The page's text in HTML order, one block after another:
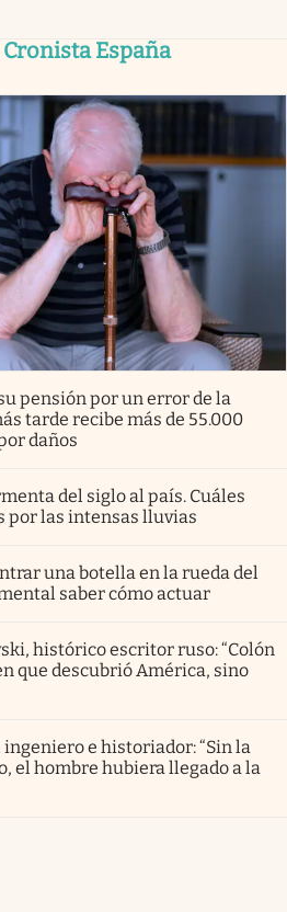
España
pensión por un error de la
tarde recibe más de 55.000
daños
del siglo al país. Cuáles
por las intensas lluvias
una botella en la rueda del
saber cómo actuar
histórico escritor ruso: “Colón
que descubrió América, sino
e historiador: “Sin la
el hombre hubiera llegado a la